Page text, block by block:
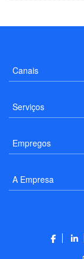
Canais
Serviços
Empregos
A Empresa